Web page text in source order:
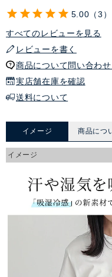
5.00
3
すべてのレビューを見る
レビューを書く
商品について問い合わせ
実店舗在庫を確認
送料について
イメージ 商品につ
イメージ